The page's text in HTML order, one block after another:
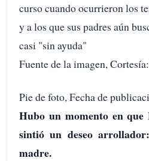
curso cuando ocurrieron los
y a los que sus padres aún
casi "sin ayuda"
Fuente de la imagen,
Pie de foto, Fecha de
Hubo un momento en
sintió un deseo
madre.